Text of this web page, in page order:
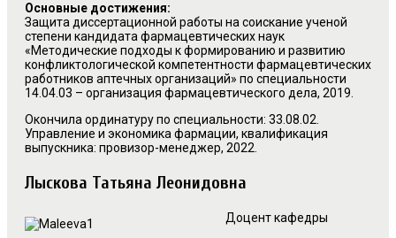
Основные достижения:
Защита диссертационной работы на соискание ученой
степени кандидата фармацевтических наук
«Методические подходы к формированию и развитию
конфликтологической компетентности фармацевтических
работников аптечных организаций» по специальности
14.04.03 – организация фармацевтического дела, 2019.
Окончила ординатуру по специальности: 33.08.02.
Управление и экономика фармации, квалификация
выпускника: провизор-менеджер, 2022.
Лыскова Татьяна Леонидовна
Доцент кафедры